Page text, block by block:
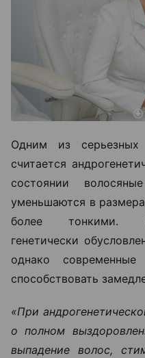
Одним из
считается
состоянии
уменьшаются в
более тонкими.
генетически
однако
способствовать
«При
о полном
выпадение волос,